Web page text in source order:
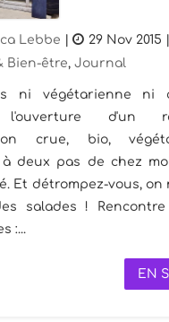
Lebbe | 29 Nov 2015 |
Bien-être,Journal
ni végétarienne ni
d'un
crue, bio,
à deux pas de chez
Et détrompez-vous, on
salades !
:...
EN